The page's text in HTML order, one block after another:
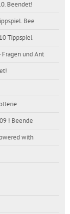
Beendet!
Bee
Tippspiel
Fragen und Ant
! Beende
with